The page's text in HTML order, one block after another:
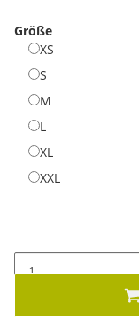
Größe
XS
S
M
L
XL
XXL